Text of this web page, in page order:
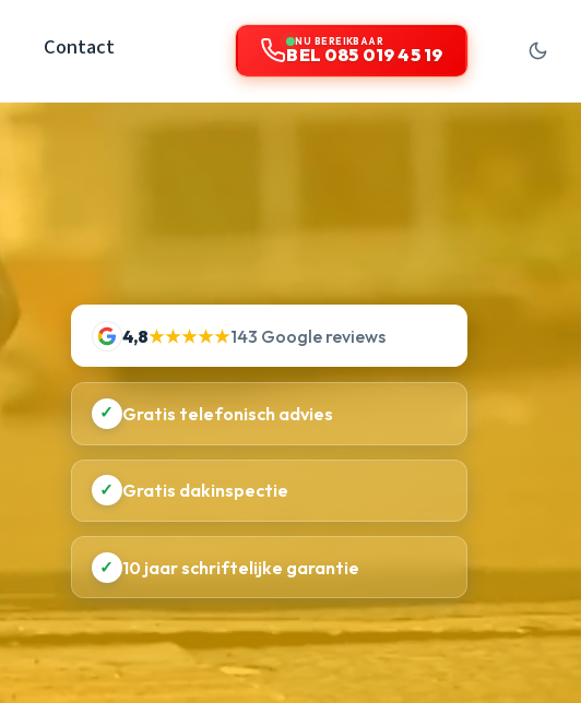
Contact NU BEREIKBAAR
BEL 085 019 45 19
4,8★★★★★143 Google reviews
✓ Gratis telefonisch advies
✓ Gratis dakinspectie
✓ 10 jaar schriftelijke garantie